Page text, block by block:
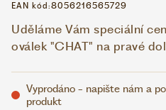
EAN kód:8056216565729
Uděláme Vám speciální
oválek "CHAT" na pravé
Vyprodáno - napište nám a
produkt